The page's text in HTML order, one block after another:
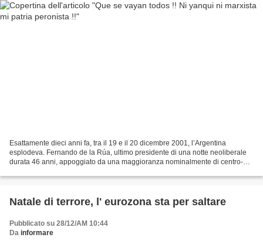
Esattamente dieci anni fa, tra il 19 e il 20 dicembre 2001, l’Argentina
esplodeva. Fernando de la Rúa, ultimo presidente di una notte neoliberale
durata 46 anni, appoggiato da una maggioranza nominalmente di centro-
Natale di terrore, l' eurozona sta per saltare
Pubblicato su 28/12/AM 10:44
Da informare